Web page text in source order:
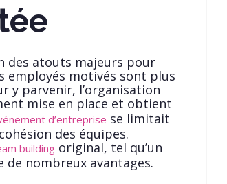
des atouts majeurs pour
employés motivés sont plus
y parvenir, l’organisation
mise en place et obtient
d’entreprise se limitait
des équipes.
building original, tel qu’un
de nombreux avantages.